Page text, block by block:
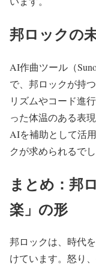
邦ロックの
AI作曲ツール（
で、邦ロックが持
リズムやコード進
った体温のある表
AIを補助として活
クが求められるでし
まとめ：邦
楽」の形
邦ロックは、時代
けています。怒り